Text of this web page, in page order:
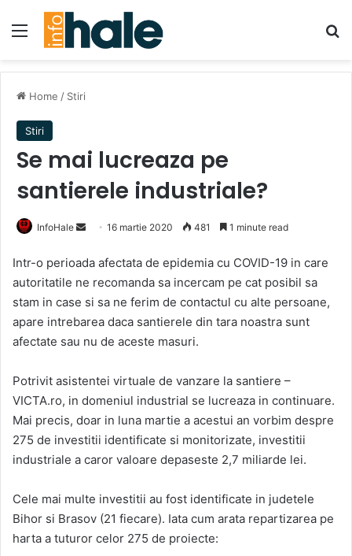
Menu
Home / Stiri
Stiri
Se mai lucreaza pe
santierele industriale?
InfoHale
Send
email
16 martie 2020 481 1 minute read
Intr-o perioada afectata de epidemia cu COVID-19 in care
autoritatile ne recomanda sa incercam pe cat posibil sa
stam in case si sa ne ferim de contactul cu alte persoane,
apare intrebarea daca santierele din tara noastra sunt
afectate sau nu de aceste masuri.
Potrivit asistentei virtuale de vanzare la santiere –
VICTA.ro, in domeniul industrial se lucreaza in continuare.
Mai precis, doar in luna martie a acestui an vorbim despre
275 de investitii identificate si monitorizate, investitii
industriale a caror valoare depaseste 2,7 miliarde lei.
Cele mai multe investitii au fost identificate in judetele
Bihor si Brasov (21 fiecare). Iata cum arata repartizarea pe
harta a tuturor celor 275 de proiecte: